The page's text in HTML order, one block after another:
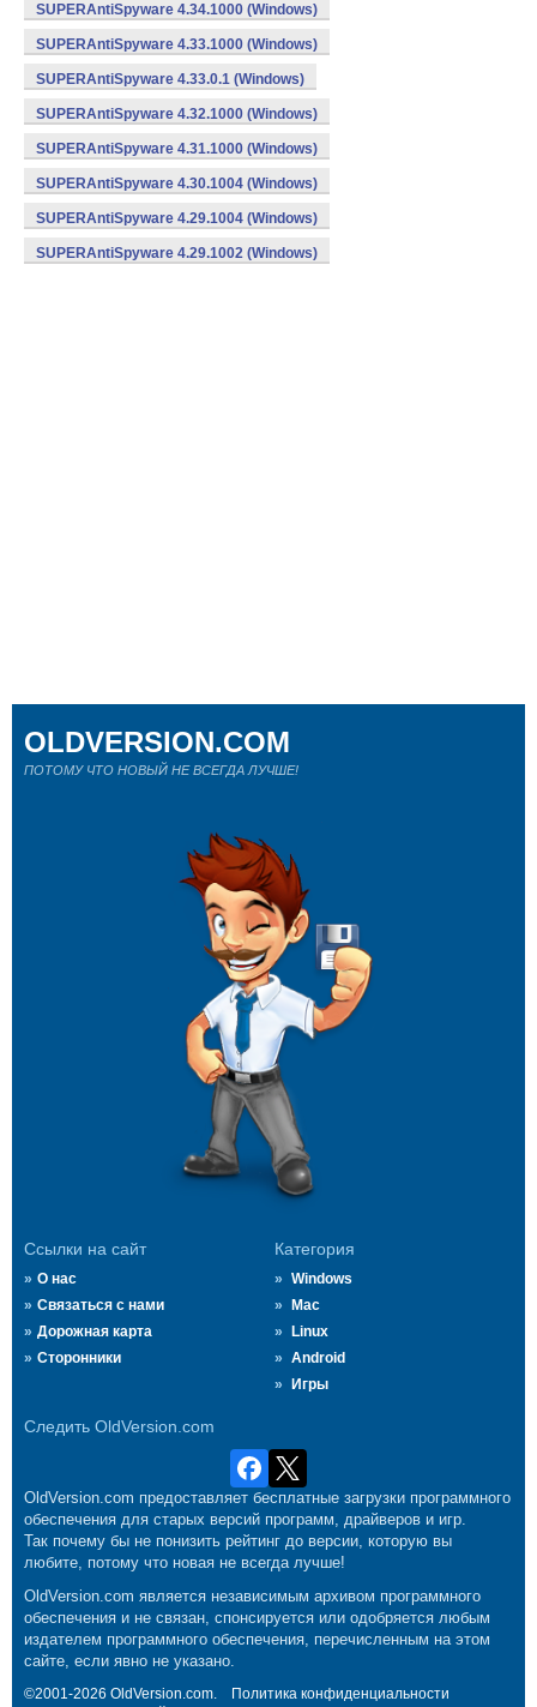
SUPERAntiSpyware 4.34.1000 (Windows)
SUPERAntiSpyware 4.33.1000 (Windows)
SUPERAntiSpyware 4.33.0.1 (Windows)
SUPERAntiSpyware 4.32.1000 (Windows)
SUPERAntiSpyware 4.31.1000 (Windows)
SUPERAntiSpyware 4.30.1004 (Windows)
SUPERAntiSpyware 4.29.1004 (Windows)
SUPERAntiSpyware 4.29.1002 (Windows)
Ссылки на сайт
О нас
Связаться с нами
Дорожная карта
Сторонники
Категория
Windows
Mac
Linux
Android
Игры
Следить OldVersion.com
OLDVERSION.COM
ПОТОМУ ЧТО НОВЫЙ НЕ ВСЕГДА ЛУЧШЕ!
OldVersion.com предоставляет бесплатные загрузки программного
обеспечения для старых версий программ, драйверов и игр.
Так почему бы не понизить рейтинг до версии, которую вы
любите, потому что новая не всегда лучше!
OldVersion.com является независимым архивом программного
обеспечения и не связан, спонсируется или одобряется любым
издателем программного обеспечения, перечисленным на этом
сайте, если явно не указано.
©2001-2026 OldVersion.com.
Политика конфиденциальности